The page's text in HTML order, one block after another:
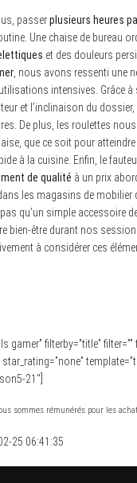
passerplusieurs heures
Une chaise de bureau
et des douleurs
, nous avons ressenti une
intensives. Grâce à
et l’inclinaison du dossier,
De plus, les roulettes
que ce soit pour
à la cuisine. Enfin, le
de qualité à un prix
les magasins de mobilier
qu’un simple accessoire
bien-être durant nos
à considérer ces
gamer” filterby=”title” filter=””
21″]
sommes rémunérés pour les
25 06:41:35